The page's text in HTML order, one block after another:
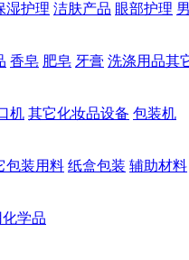
湿护理 洁肤产品 眼部护理
香皂 肥皂 牙膏 洗涤用品其
机 其它化妆品设备 包装机
包装用料 纸盒包装 辅助材料
学品